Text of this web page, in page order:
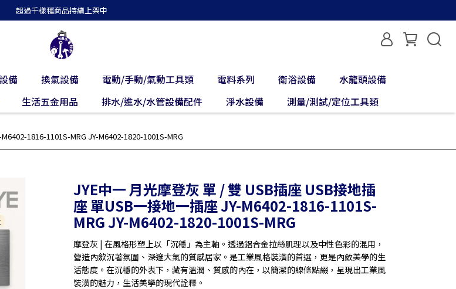
超過千樣種商品持續上架中
備 換氣設備 電動/手動/氣動工具類 電料系列 衛浴設備
水龍頭設備
生活五金用品 排水/進水/水管設備配件 淨水設備 測量/測試/定位工具類
1816-1101S-MRG JY-M6402-1820-1001S-MRG
JYE中一 月光摩登灰 單 / 雙 USB插座 USB接地插
座 單USB一接地一插座 JY-M6402-1816-1101S-
MRG JY-M6402-1820-1001S-MRG
摩登灰 | 在風格形塑上以「沉穩」為主軸。透過鋁合金拉絲肌理以及中性色彩的混用，
營造內歛沉著氛圍、深邃大氣的質感居家。是工業風格裝潢的首選，更是內斂美學的生
活態度。在沉穩的外表下，藏有溫潤、質感的內在，以簡潔的線條點綴，呈現出工業風
裝潢的魅力，生活美學的現代詮釋。